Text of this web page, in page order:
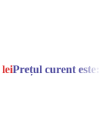
leiPrețul curent este: